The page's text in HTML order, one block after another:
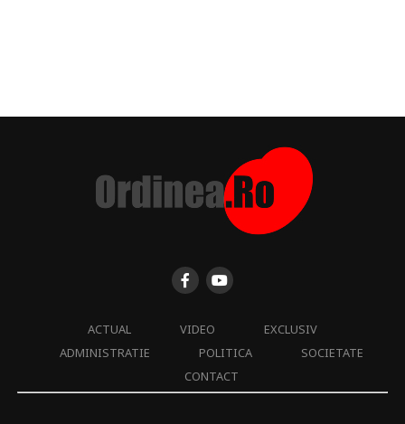
ACTUAL VIDEO
EXCLUSIV
ADMINISTRATIE
POLITICA
SOCIETATE
CONTACT